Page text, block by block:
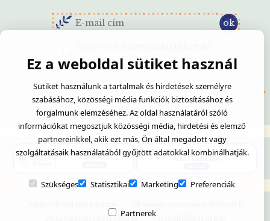
© Gutenberg Könyvesbolt- Created withSoldigo
Pénzvisszatérítési eljárás
Visszaküldési űrlap
Ez a weboldal sütiket használ
Sütiket használunk a tartalmak és hirdetések személyre
szabásához, közösségi média funkciók biztosításához és
forgalmunk elemzéséhez. Az oldal használatáról szóló
információkat megosztjuk közösségi média, hirdetési és elemző
partnereinkkel, akik ezt más, Ön által megadott vagy
szolgáltatásaik használatából gyűjtött adatokkal kombinálhatják.
Szükséges Statisztikai Marketing Preferenciák
Partnerek